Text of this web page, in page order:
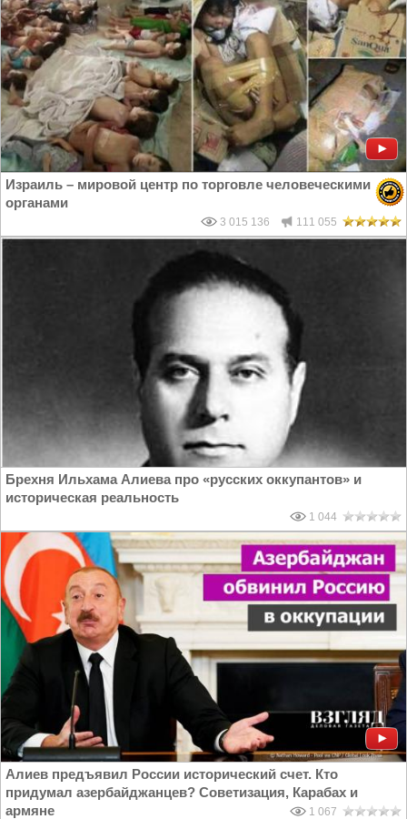
Израиль – мировой центр по торговле человеческими
органами
3 015 136 111 055
Брехня Ильхама Алиева про «русских оккупантов» и
историческая реальность
1 044
Алиев предъявил России исторический счет. Кто
придумал азербайджанцев? Советизация, Карабах и
армяне
1 067